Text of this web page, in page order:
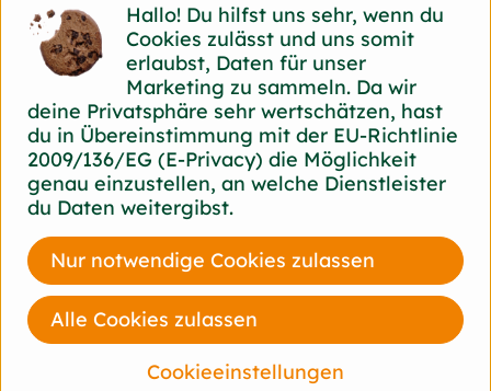
Nährwert-Info
Produktdatenblatt
Herkunft
Deutschland
Andechser Natur
Hallo! Du hilfst uns sehr, wenn du
Cookies zulässt und uns somit
erlaubst, Daten für unser
Marketing zu sammeln. Da wir
deine Privatsphäre sehr wertschätzen, hast
du in Übereinstimmung mit der EU-Richtlinie
2009/136/EG (E-Privacy) die Möglichkeit
genau einzustellen, an welche Dienstleister
du Daten weitergibst.
Cookieeinstellungen
Nur notwendige Cookies zulassen
Alle Cookies zulassen